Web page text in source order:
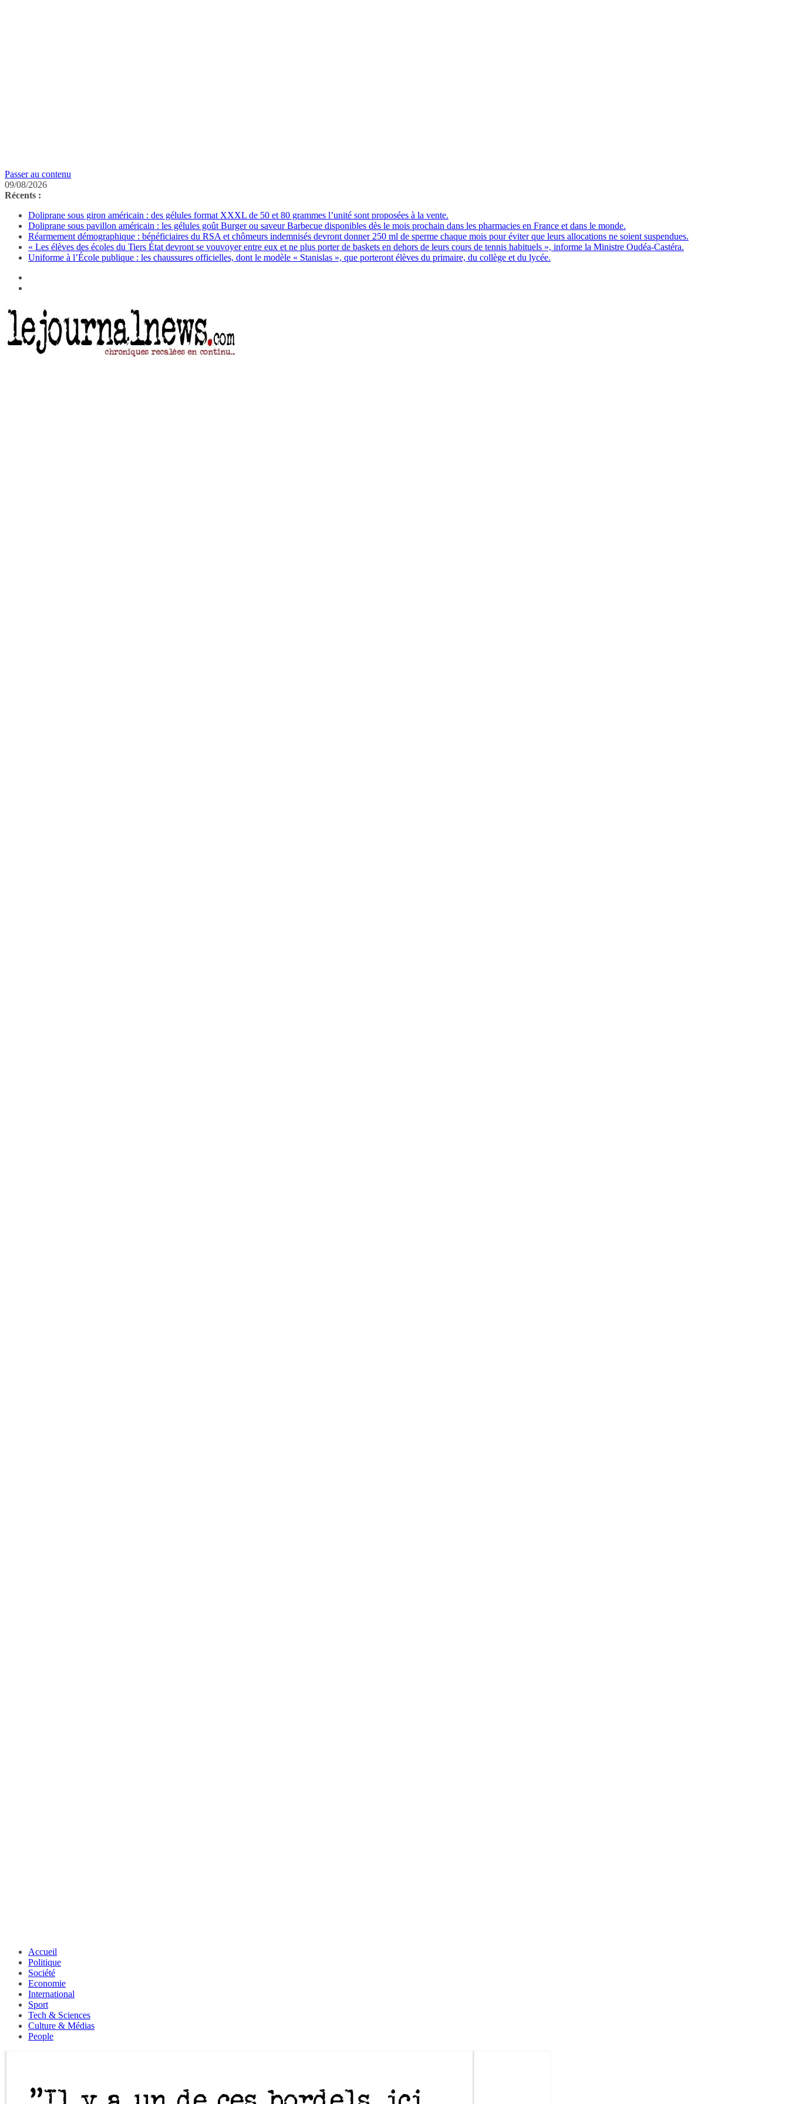
Passer au contenu
09/08/2026
Récents :
Doliprane sous giron américain : des gélules format XXXL de 50 et 80 grammes l’unité sont proposées à la vente.
Doliprane sous pavillon américain : les gélules goût Burger ou saveur Barbecue disponibles dès le mois prochain dans les pharmacies en France et dans le monde.
Réarmement démographique : bénéficiaires du RSA et chômeurs indemnisés devront donner 250 ml de sperme chaque mois pour éviter que leurs allocations ne soient suspendues.
« Les élèves des écoles du Tiers État devront se vouvoyer entre eux et ne plus porter de baskets en dehors de leurs cours de tennis habituels », informe la Ministre Oudéa-Castéra.
Uniforme à l’École publique : les chaussures officielles, dont le modèle « Stanislas », que porteront élèves du primaire, du collège et du lycée.
Accueil
Politique
Société
Economie
International
Sport
Tech & Sciences
Culture & Médias
People